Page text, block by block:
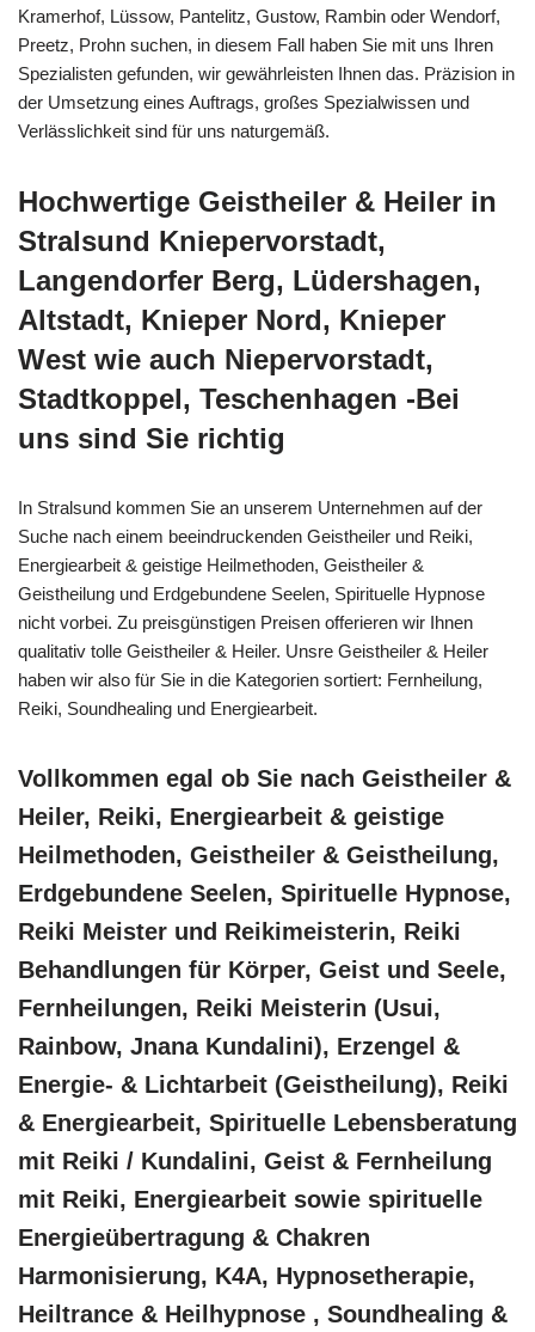
Kramerhof, Lüssow, Pantelitz, Gustow, Rambin oder Wendorf,
Preetz, Prohn suchen, in diesem Fall haben Sie mit uns Ihren
Spezialisten gefunden, wir gewährleisten Ihnen das. Präzision in
der Umsetzung eines Auftrags, großes Spezialwissen und
Verlässlichkeit sind für uns naturgemäß.
Hochwertige Geistheiler & Heiler in
Stralsund Kniepervorstadt,
Langendorfer Berg, Lüdershagen,
Altstadt, Knieper Nord, Knieper
West wie auch Niepervorstadt,
Stadtkoppel, Teschenhagen -Bei
uns sind Sie richtig
In Stralsund kommen Sie an unserem Unternehmen auf der
Suche nach einem beeindruckenden Geistheiler und Reiki,
Energiearbeit & geistige Heilmethoden, Geistheiler &
Geistheilung und Erdgebundene Seelen, Spirituelle Hypnose
nicht vorbei. Zu preisgünstigen Preisen offerieren wir Ihnen
qualitativ tolle Geistheiler & Heiler. Unsre Geistheiler & Heiler
haben wir also für Sie in die Kategorien sortiert: Fernheilung,
Reiki, Soundhealing und Energiearbeit.
Vollkommen egal ob Sie nach Geistheiler &
Heiler, Reiki, Energiearbeit & geistige
Heilmethoden, Geistheiler & Geistheilung,
Erdgebundene Seelen, Spirituelle Hypnose,
Reiki Meister und Reikimeisterin, Reiki
Behandlungen für Körper, Geist und Seele,
Fernheilungen, Reiki Meisterin (Usui,
Rainbow, Jnana Kundalini), Erzengel &
Energie- & Lichtarbeit (Geistheilung), Reiki
& Energiearbeit, Spirituelle Lebensberatung
mit Reiki / Kundalini, Geist & Fernheilung
mit Reiki, Energiearbeit sowie spirituelle
Energieübertragung & Chakren
Harmonisierung, K4A, Hypnosetherapie,
Heiltrance & Heilhypnose , Soundhealing &